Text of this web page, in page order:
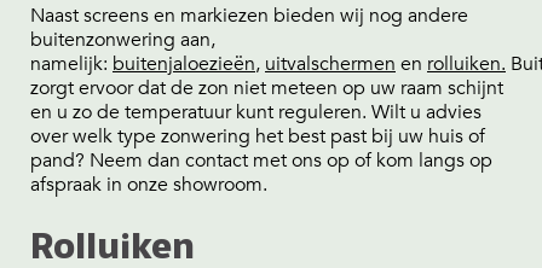
Naast screens en markiezen bieden wij nog andere
buitenzonwering aan,
namelijk: buitenjaloezieën, uitvalschermen en rolluiken.
zorgt ervoor dat de zon niet meteen op uw raam schijnt
en u zo de temperatuur kunt reguleren. Wilt u advies
over welk type zonwering het best past bij uw huis of
pand? Neem dan contact met ons op of kom langs op
afspraak in onze showroom.
Rolluiken